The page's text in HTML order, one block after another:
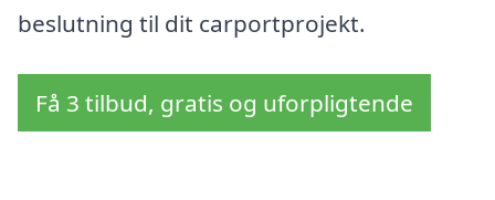
beslutning til dit carportprojekt.
Få 3 tilbud, gratis og uforpligtende